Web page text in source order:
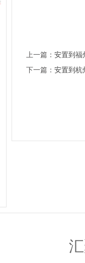
上一篇： 安置到福
下一篇： 安置到杭